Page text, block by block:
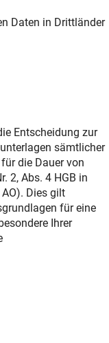
Daten in Drittländer
Entscheidung zur
sämtlicher
die Dauer von
2, Abs. 4 HGB in
Dies gilt
für eine
Ihrer